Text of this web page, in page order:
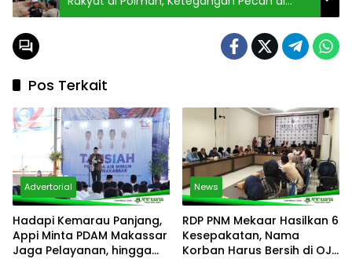
Lokasi
Pos Terkait
Advertorial
Hadapi Kemarau Panjang,
Appi Minta PDAM Makassar
Jaga Pelayanan, hingga
News
RDP PNM Mekaar Hasilkan 6
Kesepakatan, Nama
Korban Harus Bersih di OJK